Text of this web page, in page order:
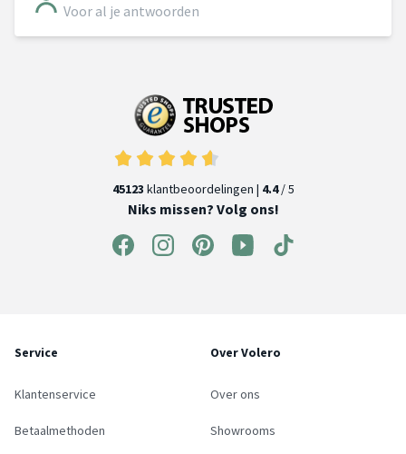
Voor al je antwoorden
45123 klantbeoordelingen | 4.4/ 5
Niks missen? Volg ons!
Service
Klantenservice
Betaalmethoden
Over Volero
Over ons
Showrooms